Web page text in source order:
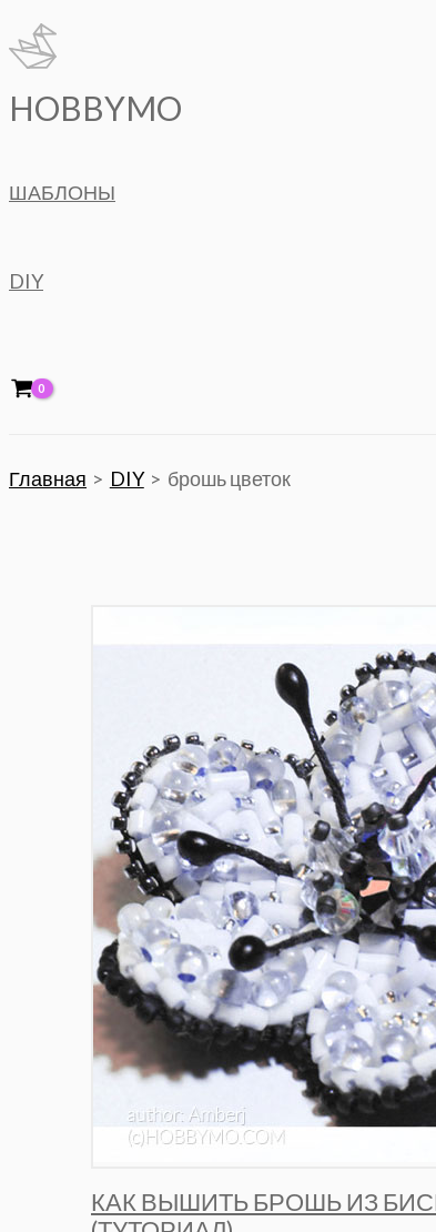
Перейти
к
содержимому
HOBBYMO
ШАБЛОНЫ
DIY
Главная DIY брошь цветок
КАК ВЫШИТЬ БРОШЬ ИЗ